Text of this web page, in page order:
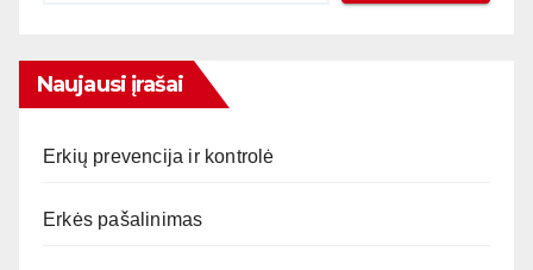
Naujausi įrašai
Erkių prevencija ir kontrolė
Erkės pašalinimas